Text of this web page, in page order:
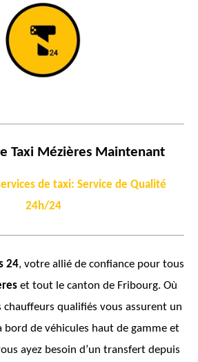
Taxi Mézières Maintenant
de taxi: Service de Qualité
24h/24
24, votre allié de confiance pour tous
et tout le canton de Fribourg. Où
chauffeurs qualifiés vous assurent un
bord de véhicules haut de gamme et
ayez besoin d’un transfert depuis